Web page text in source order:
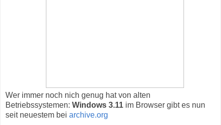
Wer immer noch nich genug hat von alten
Betriebssystemen: Windows 3.11 im Browser gibt es nun
seit neuestem bei archive.org